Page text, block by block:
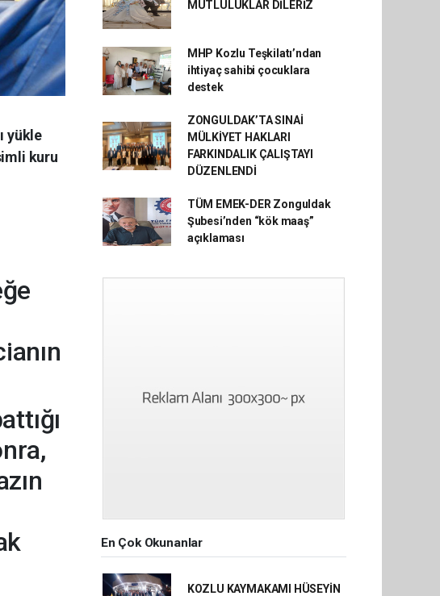
yükle
kuru
MUTLULUKLAR DİLERİZ
MHP Kozlu Teşkilatı’ndan
ihtiyaç sahibi çocuklara
destek
ZONGULDAK’TA SINAİ
MÜLKİYET HAKLARI
FARKINDALIK ÇALIŞTAYI
DÜZENLENDİ
TÜM EMEK-DER Zonguldak
Şubesi’nden “kök maaş”
açıklaması
En Çok Okunanlar
KOZLU KAYMAKAMI HÜSEYİN